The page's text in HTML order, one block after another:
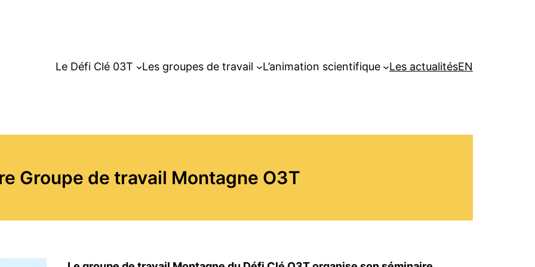
Le Défi Clé 03T
Les groupes de travail L’animation scientifique Les actualitésEN
Groupe de travail Montagne O3T